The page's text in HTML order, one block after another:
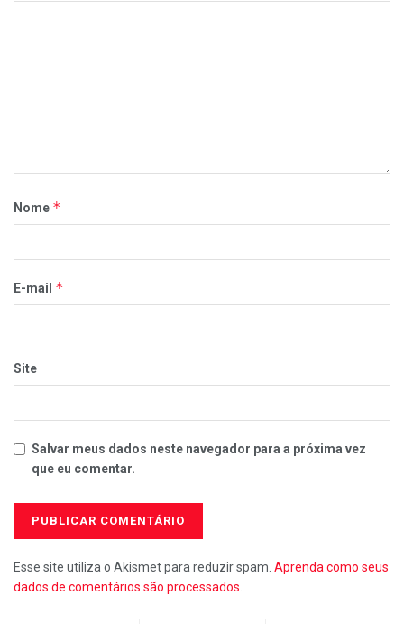
Nome *
E-mail *
Site
Salvar meus dados neste navegador para a próxima vez
que eu comentar.
Esse site utiliza o Akismet para reduzir spam. Aprenda como seus
dados de comentários são processados